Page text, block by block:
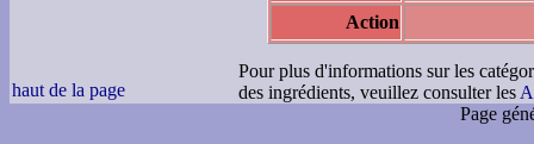
Action
haut de la page
Pour plus d'informations sur les
des ingrédients, veuillez consulter les
Page